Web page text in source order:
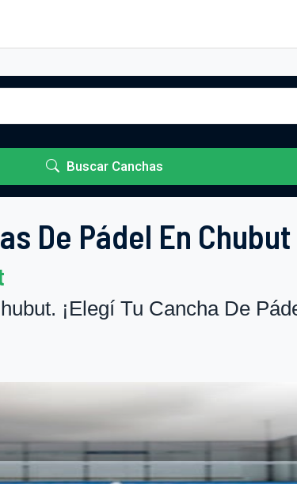
Buscar Canchas
De Pádel En Chubut
¡Elegí Tu Cancha De